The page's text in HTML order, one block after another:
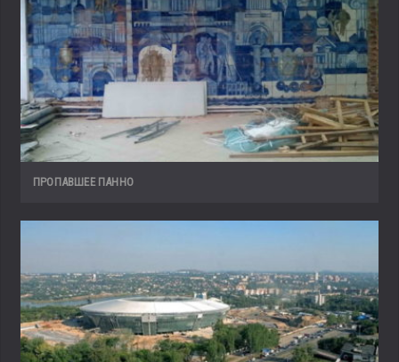
ПРОПАВШЕЕ ПАННО